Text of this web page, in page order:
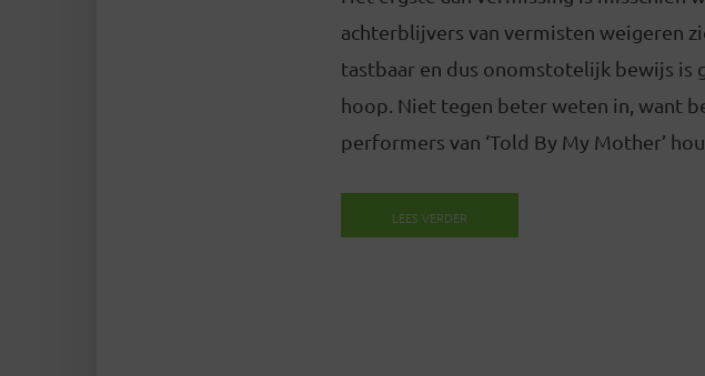
achterblijvers van vermisten weigeren
tastbaar en dus onomstotelijk bewijs is
hoop. Niet tegen beter weten in, want
performers van ‘Told By My Mother’
LEES VERDER